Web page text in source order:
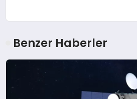
Benzer Haberler